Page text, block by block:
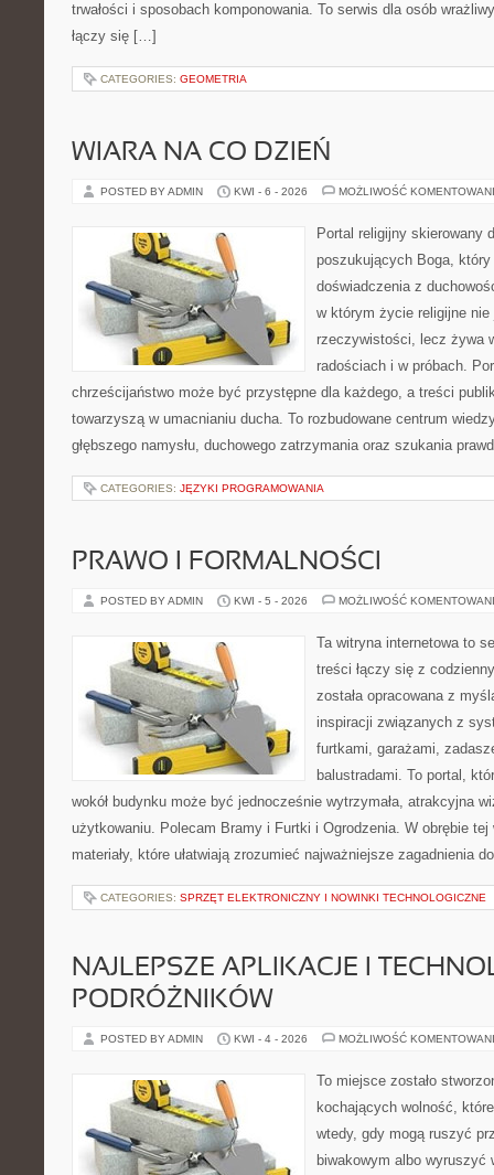
trwałości i sposobach komponowania. To serwis dla osób
łączy się […]
CATEGORIES: GEOMETRIA
WIARA NA CO DZIEŃ
POSTED BY ADMIN KWI - 6 - 2026 MOŻLIWOŚĆ
Portal religijny skierowany
poszukujących Boga,
doświadczenia z
w którym życie religijne nie
rzeczywistości, lecz żywa
radościach i w próbach.
chrześcijaństwo może być przystępne dla każdego, a treści
towarzyszą w umacnianiu ducha. To rozbudowane centrum
głębszego namysłu, duchowego zatrzymania oraz szukania
CATEGORIES: JĘZYKI PROGRAMOWANIA
PRAWO I FORMALNOŚCI
POSTED BY ADMIN KWI - 5 - 2026 MOŻLIWOŚĆ
Ta witryna internetowa to
treści łączy się z
została opracowana z
inspiracji związanych z
furtkami, garażami,
balustradami. To portal,
wokół budynku może być jednocześnie wytrzymała, atrakcyjna
użytkowaniu. Polecam Bramy i Furtki i Ogrodzenia. W obrębie tej
materiały, które ułatwiają zrozumieć najważniejsze zagadnienia
CATEGORIES: SPRZĘT ELEKTRONICZNY I NOWINKI TECHNOLOGICZNE
NAJLEPSZE APLIKACJE I
PODRÓŻNIKÓW
POSTED BY ADMIN KWI - 4 - 2026 MOŻLIWOŚĆ
To miejsce zostało
kochających wolność,
wtedy, gdy mogą ruszyć
biwakowym albo wyruszyć